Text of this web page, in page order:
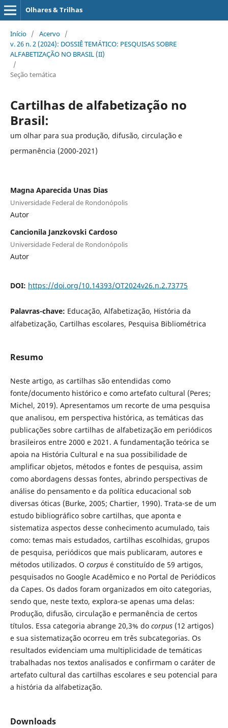
Olhares & Trilhas
Início / Acervo /
v. 26 n. 2 (2024): DOSSIÊ TEMÁTICO: PESQUISAS SOBRE
ALFABETIZAÇÃO NO BRASIL (II)
/
Seção temática
Cartilhas de alfabetização no
Brasil:
um olhar para sua produção, difusão, circulação e
permanência (2000-2021)
Magna Aparecida Unas Dias
Universidade Federal de Rondonópolis
Autor
Cancionila Janzkovski Cardoso
Universidade Federal de Rondonópolis
Autor
DOI: https://doi.org/10.14393/OT2024v26.n.2.73775
Palavras-chave: Educação, Alfabetização, História da
alfabetização, Cartilhas escolares, Pesquisa Bibliométrica
Resumo
Neste artigo, as cartilhas são entendidas como
fonte/documento histórico e como artefato cultural (Peres;
Michel, 2019). Apresentamos um recorte de uma pesquisa
que analisou, em perspectiva histórica, as temáticas das
publicações sobre cartilhas de alfabetização em periódicos
brasileiros entre 2000 e 2021. A fundamentação teórica se
apoia na História Cultural e na sua possibilidade de
amplificar objetos, métodos e fontes de pesquisa, assim
como abordagens dessas fontes, abrindo perspectivas de
análise do pensamento e da política educacional sob
diversas óticas (Burke, 2005; Chartier, 1990). Trata-se de um
estudo bibliográfico sobre cartilhas, que aponta e
sistematiza aspectos desse conhecimento acumulado, tais
como: temas mais estudados, cartilhas escolhidas, grupos
de pesquisa, periódicos que mais publicaram, autores e
métodos utilizados. O corpusé constituído de 59 artigos,
pesquisados no Google Acadêmico e no Portal de Periódicos
da Capes. Os dados foram organizados em oito categorias,
sendo que, neste texto, explora-se apenas uma delas:
Produção, difusão, circulação e permanência de certos
títulos. Essa categoria abrange 20,3% do corpus(12 artigos)
e sua sistematização ocorreu em três subcategorias. Os
resultados evidenciam uma multiplicidade de temáticas
trabalhadas nos textos analisados e confirmam o caráter de
artefato cultural das cartilhas escolares e seu potencial para
a história da alfabetização.
Downloads